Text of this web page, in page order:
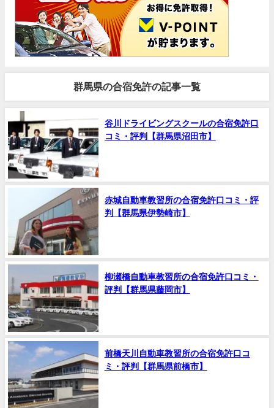
群馬県の合宿免許の記事一覧
谷川ドライビングスクールの合宿免許口
コミ・評判【群馬県沼田市】
赤城自動車教習所の合宿免許口コミ・評
判【群馬県伊勢崎市】
柳瀬橋自動車教習所の合宿免許口コミ・
評判【群馬県藤岡市】
前橋天川自動車教習所の合宿免許口コ
ミ・評判【群馬県前橋市】